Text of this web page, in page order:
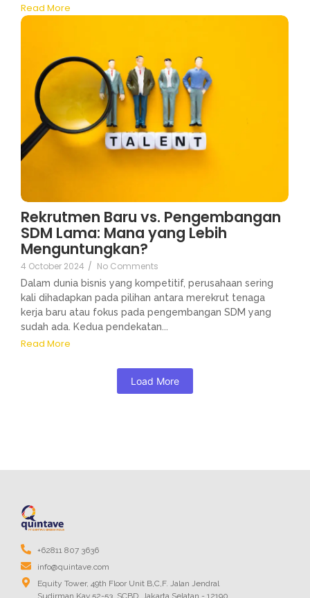
Read More
Rekrutmen Baru vs. Pengembangan
SDM Lama: Mana yang Lebih
Menguntungkan?
4 October 2024 / No Comments
Dalam dunia bisnis yang kompetitif, perusahaan sering
kali dihadapkan pada pilihan antara merekrut tenaga
kerja baru atau fokus pada pengembangan SDM yang
sudah ada. Kedua pendekatan...
Read More
Load More
+62811 807 3636
info@quintave.com
Equity Tower, 49th Floor Unit B,C,F. Jalan Jendral